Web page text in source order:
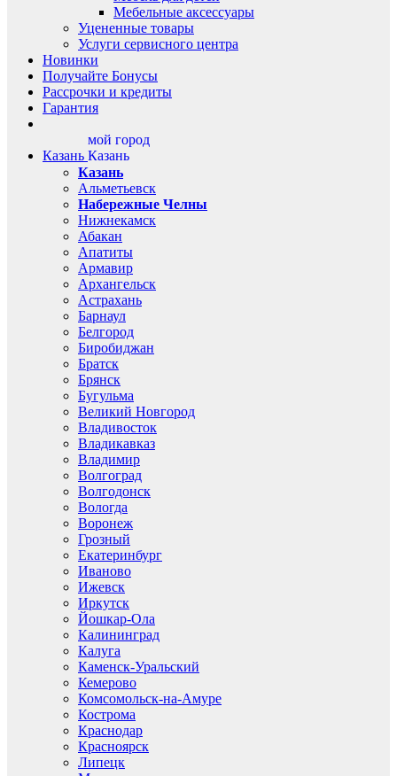
Мебельные аксессуары
Уцененные товары
Услуги сервисного центра
Новинки
Получайте Бонусы
Рассрочки и кредиты
Гарантия
Казань
мой город
Казань
Казань
Альметьевск
Набережные Челны
Нижнекамск
Абакан
Апатиты
Армавир
Архангельск
Астрахань
Барнаул
Белгород
Биробиджан
Братск
Брянск
Бугульма
Великий Новгород
Владивосток
Владикавказ
Владимир
Волгоград
Волгодонск
Вологда
Воронеж
Грозный
Екатеринбург
Иваново
Ижевск
Иркутск
Йошкар-Ола
Калининград
Калуга
Каменск-Уральский
Кемерово
Комсомольск-на-Амуре
Кострома
Краснодар
Красноярск
Липецк